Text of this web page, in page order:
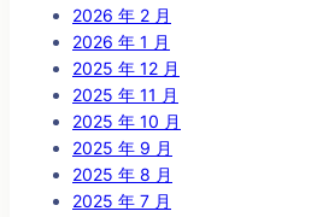
2026 年 2 月
2026 年 1 月
2025 年 12 月
2025 年 11 月
2025 年 10 月
2025 年 9 月
2025 年 8 月
2025 年 7 月